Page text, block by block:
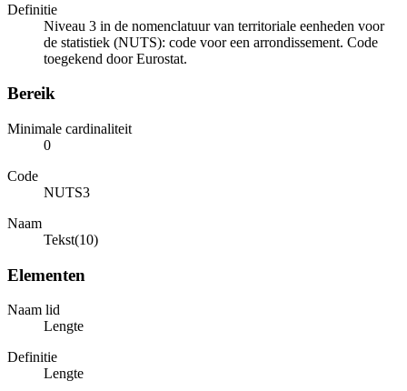
Definitie
Niveau 3 in de nomenclatuur van territoriale eenheden voor
de statistiek (NUTS): code voor een arrondissement. Code
toegekend door Eurostat.
Bereik
Minimale cardinaliteit
0
Code
NUTS3
Naam
Tekst(10)
Elementen
Naam lid
Lengte
Definitie
Lengte